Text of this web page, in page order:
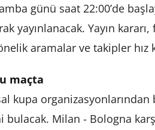
günü saat 22:00’de
yayınlanacak. Yayın kararı,
aramalar ve takipler hız
maçta
kupa organizasyonlarından
bulacak. Milan - Bologna